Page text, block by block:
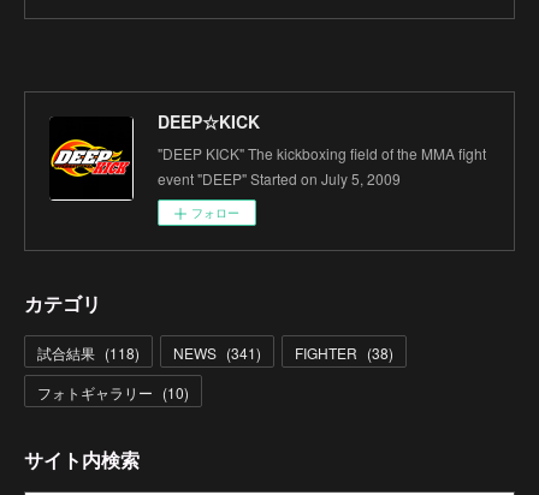
DEEP☆KICK
"DEEP KICK" The kickboxing field of the MMA fight
event "DEEP" Started on July 5, 2009
フォロー
カテゴリ
試合結果 (118) NEWS (341) FIGHTER (38)
フォトギャラリー (10)
サイト内検索